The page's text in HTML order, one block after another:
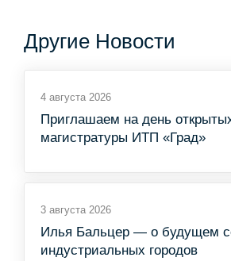
Другие Новости
4 августа 2026
Приглашаем на день
магистратуры ИТП «Град»
3 августа 2026
Илья Бальцер — о будущем
индустриальных городов